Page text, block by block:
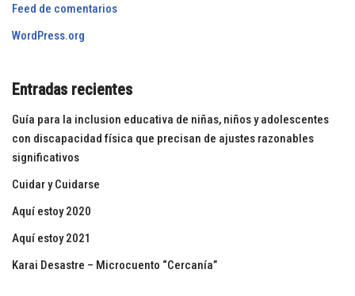
Feed de comentarios
WordPress.org
Entradas recientes
Guía para la inclusion educativa de niñas, niños y adolescentes
con discapacidad física que precisan de ajustes razonables
significativos
Cuidar y Cuidarse
Aquí estoy 2020
Aquí estoy 2021
Karai Desastre – Microcuento “Cercanía”